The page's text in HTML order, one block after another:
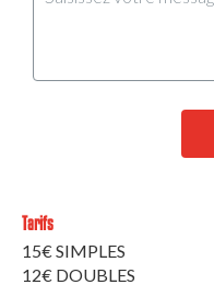
Tarifs
15€ SIMPLES
12€ DOUBLES